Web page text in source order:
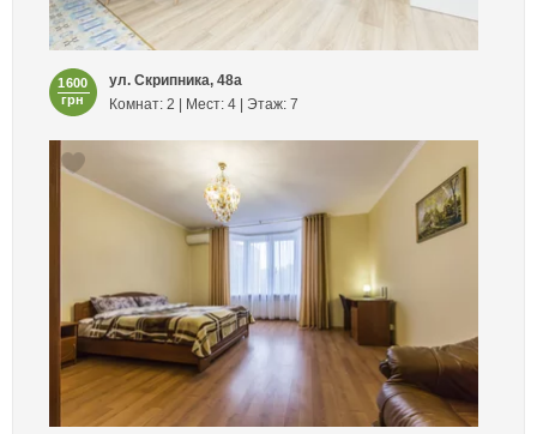
1600
грн
ул. Скрипника, 48а
Комнат: 2 | Мест: 4 | Этаж: 7